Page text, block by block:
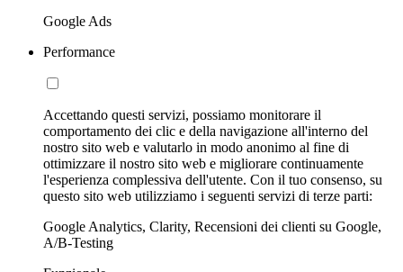
Google Ads
Performance
Accettando questi servizi, possiamo monitorare il
comportamento dei clic e della navigazione all'interno del
nostro sito web e valutarlo in modo anonimo al fine di
ottimizzare il nostro sito web e migliorare continuamente
l'esperienza complessiva dell'utente. Con il tuo consenso, su
questo sito web utilizziamo i seguenti servizi di terze parti:
Google Analytics, Clarity, Recensioni dei clienti su Google,
A/B-Testing